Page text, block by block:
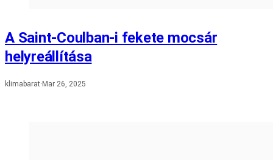
A Saint-Coulban-i fekete mocsár
helyreállítása
klimabarat· Mar 26, 2025